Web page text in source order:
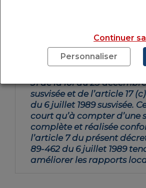
de la réception par le
la lettre ou du message
de saisine pour les litiges
31 de la loi du 23
susvisée et de l’article 17
du 6 juillet 1989 susvisée.
court qu’à compter d’une
complète et réalisée
l’article 7 du présent
89-462 du 6 juillet 1989
améliorer les rapports
Continuer
Personnaliser